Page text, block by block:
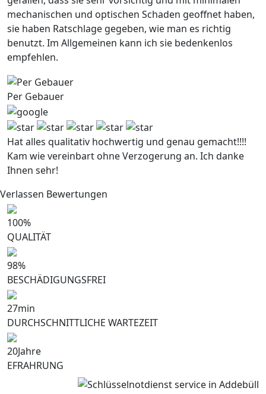
mechanischen und optischen Schaden geoffnet haben,
sie haben Ratschlage gegeben, wie man es richtig
benutzt. Im Allgemeinen kann ich sie bedenkenlos
empfehlen.
Per Gebauer
Hat alles qualitativ hochwertig und genau gemacht!!!!
Kam wie vereinbart ohne Verzogerung an. Ich danke
Ihnen sehr!
Verlassen Bewertungen
100%
QUALITÄT
98%
BESCHÄDIGUNGSFREI
27min
DURCHSCHNITTLICHE WARTEZEIT
20Jahre
EFRAHRUNG